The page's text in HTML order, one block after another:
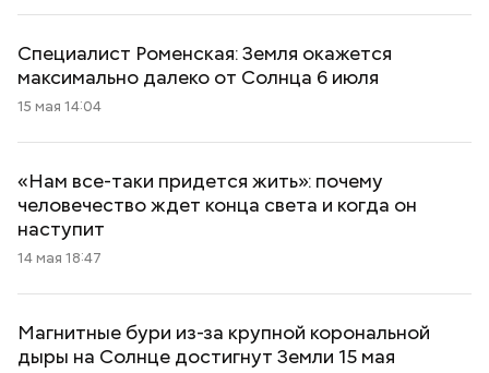
Специалист Роменская: Земля окажется
максимально далеко от Солнца 6 июля
15 мая 14:04
«Нам все-таки придется жить»: почему
человечество ждет конца света и когда он
наступит
14 мая 18:47
Магнитные бури из-за крупной корональной
дыры на Солнце достигнут Земли 15 мая